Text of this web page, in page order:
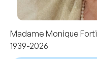
Madame Monique
1939-2026